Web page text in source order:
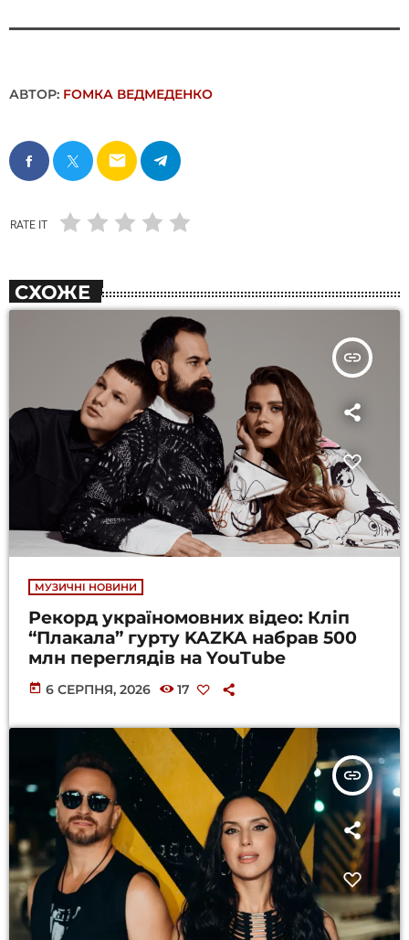
АВТОР: FОMКА ВЕДМЕДЕНКО
email
RATE IT
СХОЖЕ
insert_link
МУЗИЧНІ НОВИНИ
Рекорд україномовних відео: Кліп
“Плакала” гурту KAZKA набрав 500
млн переглядів на YouTube
today 6 СЕРПНЯ, 2026 17
insert_link